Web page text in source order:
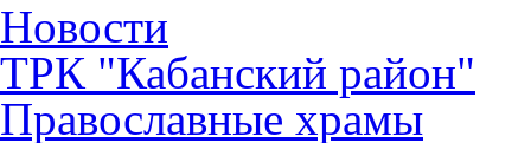
Новости
ТРК "Кабанский район"
Православные храмы